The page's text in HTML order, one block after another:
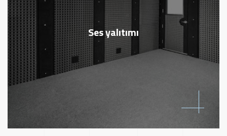
Ses yalıtımı